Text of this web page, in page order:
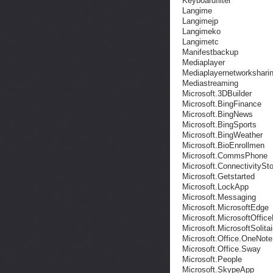
Langime
Langimejp
Langimeko
Langimetc
Manifestbackup
Mediaplayer
Mediastreaming
Microsoft.3DBuilder
Microsoft.BingFinance
Microsoft.BingNews
Microsoft.BingSports
Microsoft.BingWeather
Microsoft.BioEnrollmen
Microsoft.CommsPhone
Microsoft.Getstarted
Microsoft.LockApp
Microsoft.Messaging
Microsoft.MicrosoftEdge
Microsoft.Office.OneNote
Microsoft.Office.Sway
Microsoft.People
Microsoft.SkypeApp